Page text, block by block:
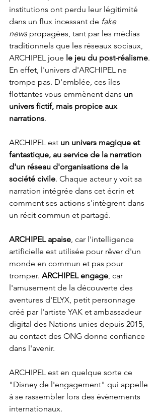
institutions ont perdu leur légitimité
dans un flux incessant de fake
news propagées, tant par les médias
traditionnels que les réseaux sociaux,
ARCHIPEL joue le jeu du post-réalisme.
En effet, l'univers d'ARCHIPEL ne
trompe pas. D'emblée, ces îles
flottantes vous emmènent dans un
univers fictif, mais propice aux
narrations.
ARCHIPEL est un univers magique et
fantastique, au service de la narration
d'un réseau d'organisations de la
société civile. Chaque acteur y voit sa
narration intégrée dans cet écrin et
comment ses actions s'intègrent dans
un récit commun et partagé.
ARCHIPEL apaise, car l'intelligence
artificielle est utilisée pour rêver d'un
monde en commun et pas pour
tromper. ARCHIPEL engage, car
l'amusement de la découverte des
aventures d'ELYX, petit personnage
créé par l'artiste YAK et ambassadeur
digital des Nations unies depuis 2015,
au contact des ONG donne confiance
dans l'avenir.
ARCHIPEL est en quelque sorte ce
"Disney de l'engagement" qui appelle
à se rassembler lors des évènements
internationaux.